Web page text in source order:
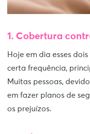
1. Cobertura
Hoje em dia esses
certa frequência,
Muitas pessoas,
em fazer planos de
os prejuízos.